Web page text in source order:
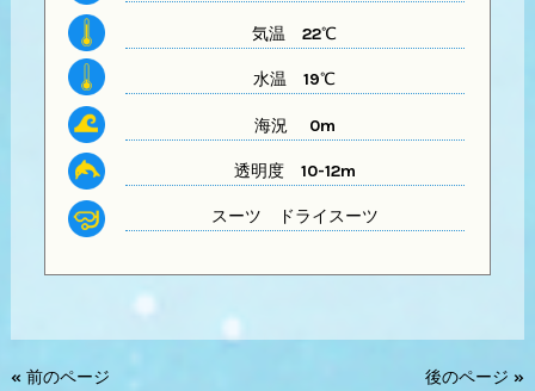
気温 22℃
水温 19℃
海況 0m
透明度10-12m
スーツ ドライスーツ
« 前のページ 後のページ »